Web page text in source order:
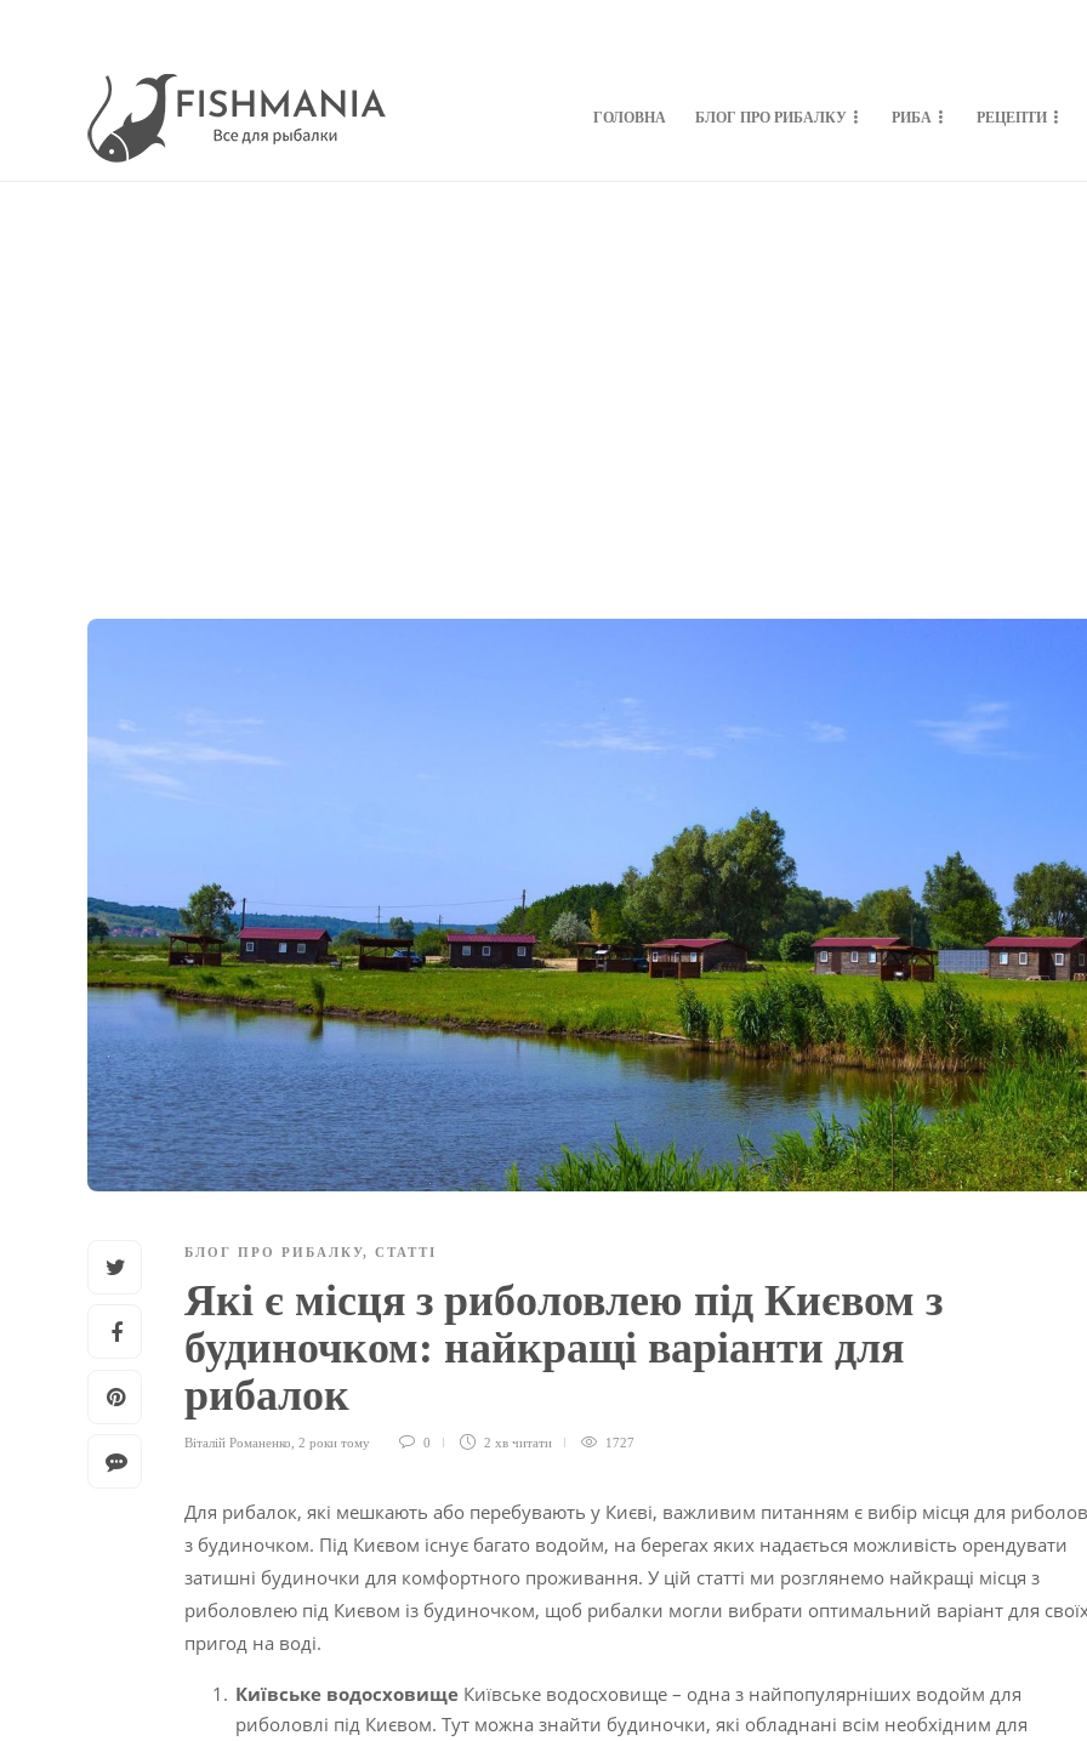
ГОЛОВНА БЛОГ ПРО РИБАЛКУ РИБА РЕЦЕПТИ
БЛОГ ПРО РИБАЛКУ, СТАТТІ
Які є місця з риболовлею під Києвом з
будиночком: найкращі варіанти для
рибалок
Віталій Романенко 2 роки тому 0 2 хв читати 1727
Для рибалок, які мешкають або перебувають у Києві, важливим питанням є вибір місця для
з будиночком. Під Києвом існує багато водойм, на берегах яких надається можливість орендувати
затишні будиночки для комфортного проживання. У цій статті ми розглянемо найкращі місця з
риболовлею під Києвом із будиночком, щоб рибалки могли вибрати оптимальний варіант для
пригод на воді.
Київське водосховище Київське водосховище – одна з найпопулярніших водойм для
риболовлі під Києвом. Тут можна знайти будиночки, які обладнані всім необхідним для